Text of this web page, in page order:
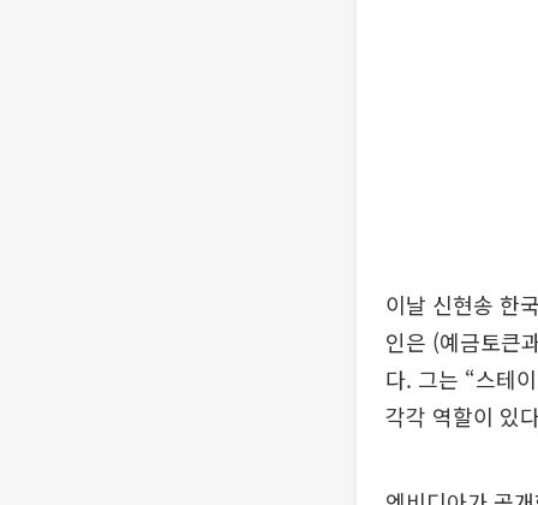
이날 신현송 한
인은 (예금토큰
다. 그는 “스테
각각 역할이 있